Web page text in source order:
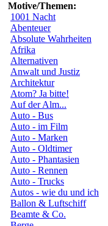
Motive/Themen:
1001 Nacht
Abenteuer
Absolute Wahrheiten
Afrika
Alternativen
Anwalt und Justiz
Architektur
Atom? Ja bitte!
Auf der Alm...
Auto - Bus
Auto - im Film
Auto - Marken
Auto - Oldtimer
Auto - Phantasien
Auto - Rennen
Auto - Trucks
Autos - wie du und ich
Ballon & Luftschiff
Beamte & Co.